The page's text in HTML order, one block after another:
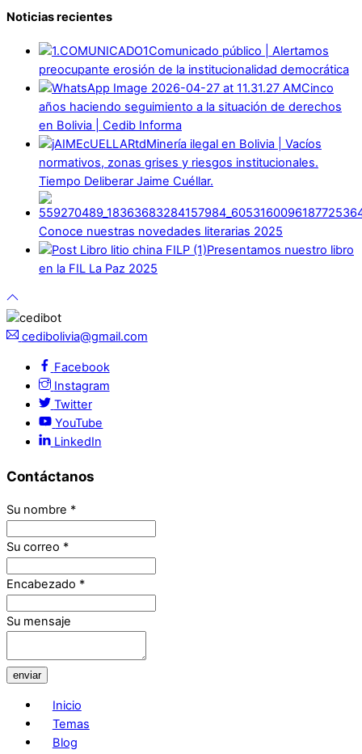
Noticias recientes
Comunicado público | Alertamos
preocupante erosión de la institucionalidad democrática
Cinco
años haciendo seguimiento a la situación de derechos
en Bolivia | Cedib Informa
Minería ilegal en Bolivia | Vacíos
normativos, zonas grises y riesgos institucionales.
Tiempo Deliberar Jaime Cuéllar.
Conoce nuestras novedades literarias 2025
Presentamos nuestro libro
en la FIL La Paz 2025
cedibolivia@gmail.com
Facebook
Instagram
Twitter
YouTube
LinkedIn
Contáctanos
Su nombre *
Su correo *
Encabezado *
Su mensaje
enviar
Inicio
Temas
Blog